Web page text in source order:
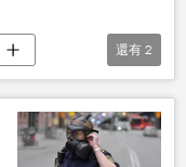
還有 2